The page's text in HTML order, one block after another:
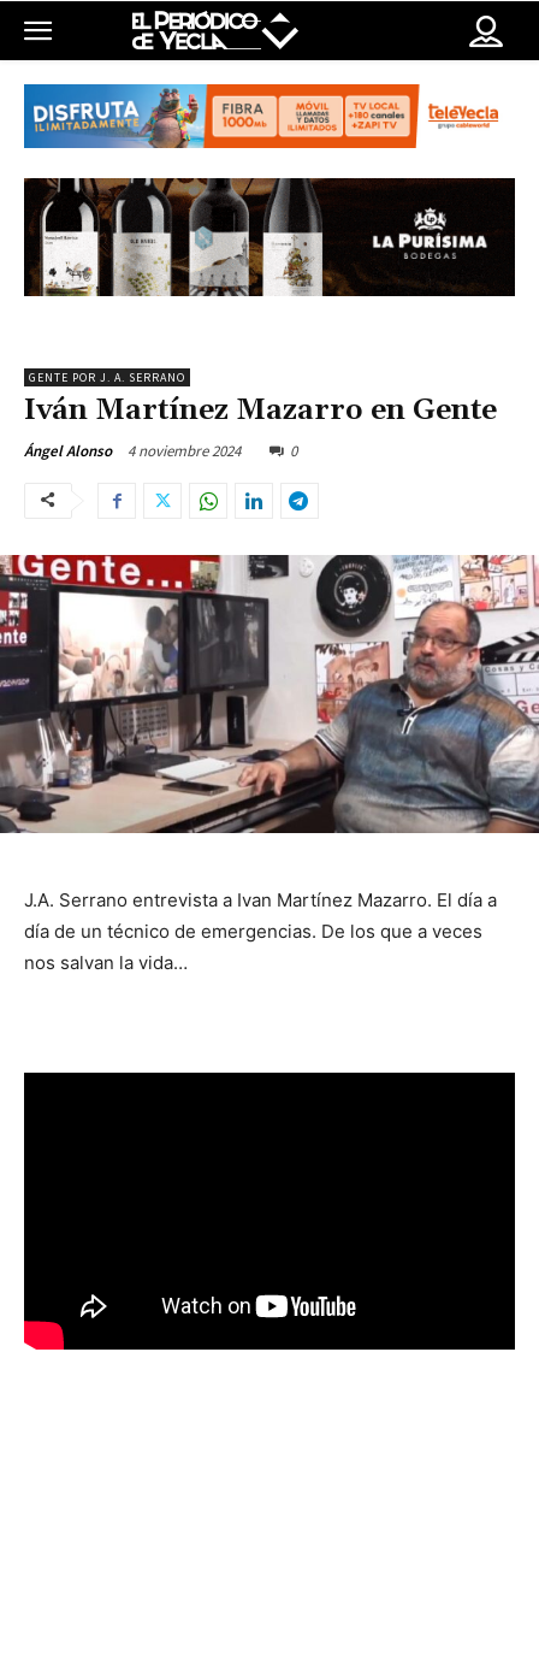
GENTE POR J. A. SERRANO
Iván Martínez Mazarro en Gente
Ángel Alonso 4 noviembre 2024 0
J.A. Serrano entrevista a Ivan Martínez Mazarro. El día a
día de un técnico de emergencias. De los que a veces
nos salvan la vida…